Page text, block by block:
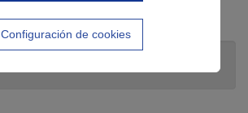
Configuración de cookies